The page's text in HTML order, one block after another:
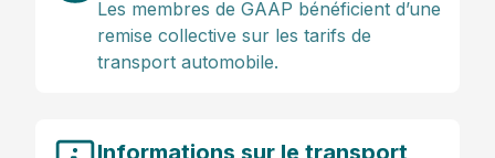
Les membres de GAAP bénéficient d’une
remise collective sur les tarifs de
transport automobile.
Informations sur le transport